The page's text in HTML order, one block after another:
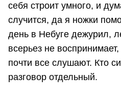
себя строит умного, и
случится, да я ножки
день в Небуге дежурил,
всерьез не
почти все слушают. Кто
разговор отдельный.